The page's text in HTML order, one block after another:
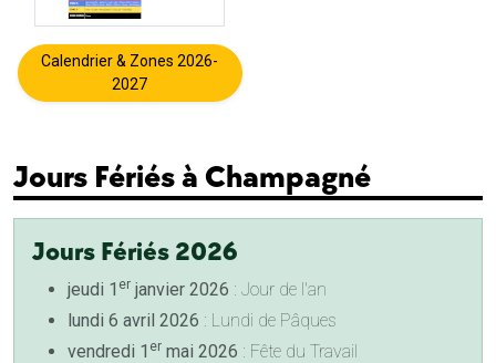
Calendrier & Zones 2026-
2027
Jours Fériés à Champagné
Jours Fériés 2026
jeudi 1 er janvier 2026 : Jour de l'an
lundi 6 avril 2026 : Lundi de Pâques
vendredi 1 er mai 2026 : Fête du Travail